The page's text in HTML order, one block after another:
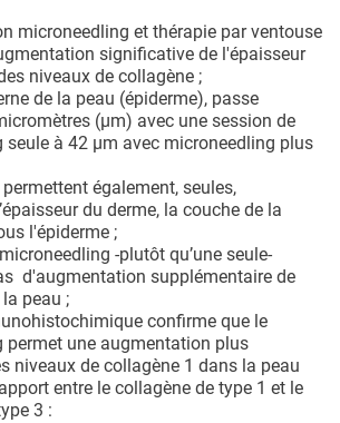
microneedling et thérapie par ventouse
significative de l'épaisseur
niveaux de collagène ;
de la peau (épiderme), passe
(μm) avec une session de
seule à 42 μm avec microneedling plus
également, seules,
du derme, la couche de la
l'épiderme ;
-plutôt qu’une seule-
d'augmentation supplémentaire de
peau ;
confirme que le
permet une augmentation plus
niveaux de collagène 1 dans la peau
entre le collagène de type 1 et le
3 :